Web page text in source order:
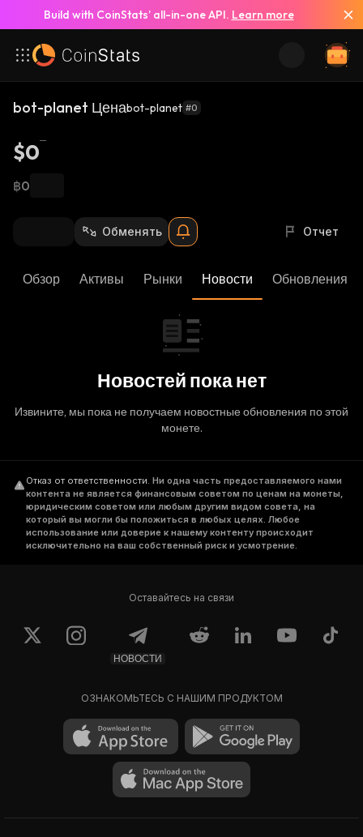
Build with CoinStats’ all-in-one API. Learn more
bot-planet Ценаbot-planet #0
$0
฿0
Обменять Отчет
Обзор Активы Рынки Новости Обновления
Новостей пока нет
Извините, мы пока не получаем новостные обновления по этой
монете.
Отказ от ответственности. Ни одна часть предоставляемого нами
контента не является финансовым советом по ценам на монеты,
юридическим советом или любым другим видом совета, на
который вы могли бы положиться в любых целях. Любое
использование или доверие к нашему контенту происходит
исключительно на ваш собственный риск и усмотрение.
Оставайтесь на связи
НОВОСТИ
ОЗНАКОМЬТЕСЬ С НАШИМ ПРОДУКТОМ